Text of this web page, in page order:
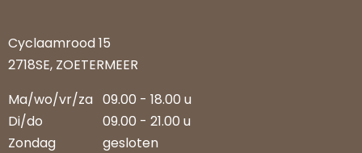
Cyclaamrood 15
2718SE, ZOETERMEER
Ma/wo/vr/za 09.00 - 18.00 u
Di/do
09.00 - 21.00 u
Zondag
gesloten